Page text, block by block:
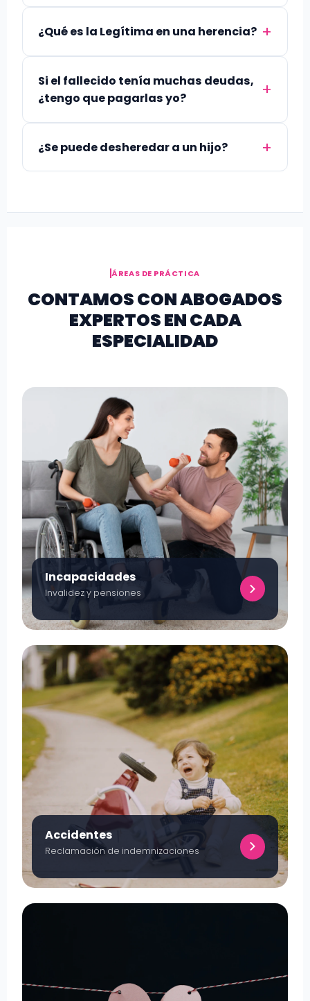
¿Qué es la Legítima en una herencia?
Si el fallecido tenía muchas deudas,
¿tengo que pagarlas yo?
¿Se puede desheredar a un hijo?
ÁREAS DE PRÁCTICA
CONTAMOS CON ABOGADOS
EXPERTOS EN CADA
ESPECIALIDAD
Incapacidades
Invalidez y pensiones
Accidentes
Reclamación de indemnizaciones